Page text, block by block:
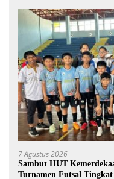
7 Agustus 2026
Sambut HUT
Turnamen Futsal